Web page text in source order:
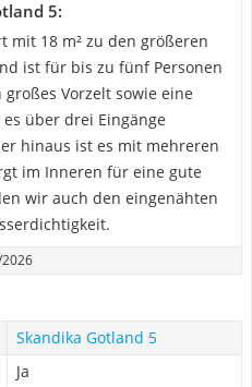
5:
mit 18 m² zu den größeren
ist für bis zu fünf Personen
Vorzelt sowie eine
über drei Eingänge
hinaus ist es mit mehreren
im Inneren für eine gute
wir auch den eingenähten
Skandika Gotland 5
Ja